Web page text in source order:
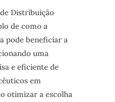
Distribuição
de como a
pode beneficiar a
uma
e eficiente de
em
otimizar a escolha